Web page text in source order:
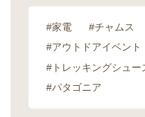
#家電 #チャムス
#アウトドアイベント
#トレッキングシュー
#パタゴニア